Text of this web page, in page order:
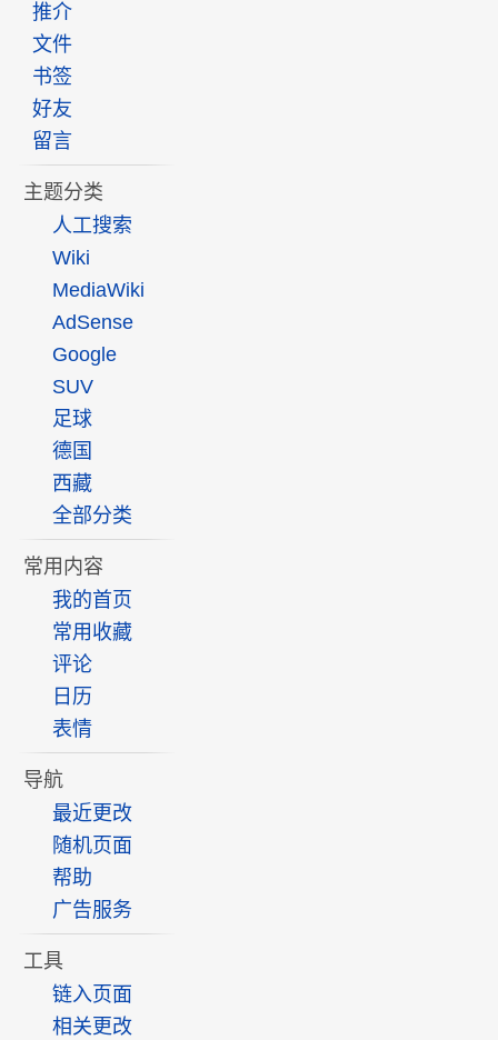
推介
文件
书签
好友
留言
主题分类
人工搜索
Wiki
MediaWiki
AdSense
Google
SUV
足球
德国
西藏
全部分类
常用内容
我的首页
常用收藏
评论
日历
表情
导航
最近更改
随机页面
帮助
广告服务
工具
链入页面
相关更改